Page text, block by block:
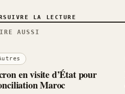
LA LECTURE
AUSSI
en visite d’État pour
Maroc